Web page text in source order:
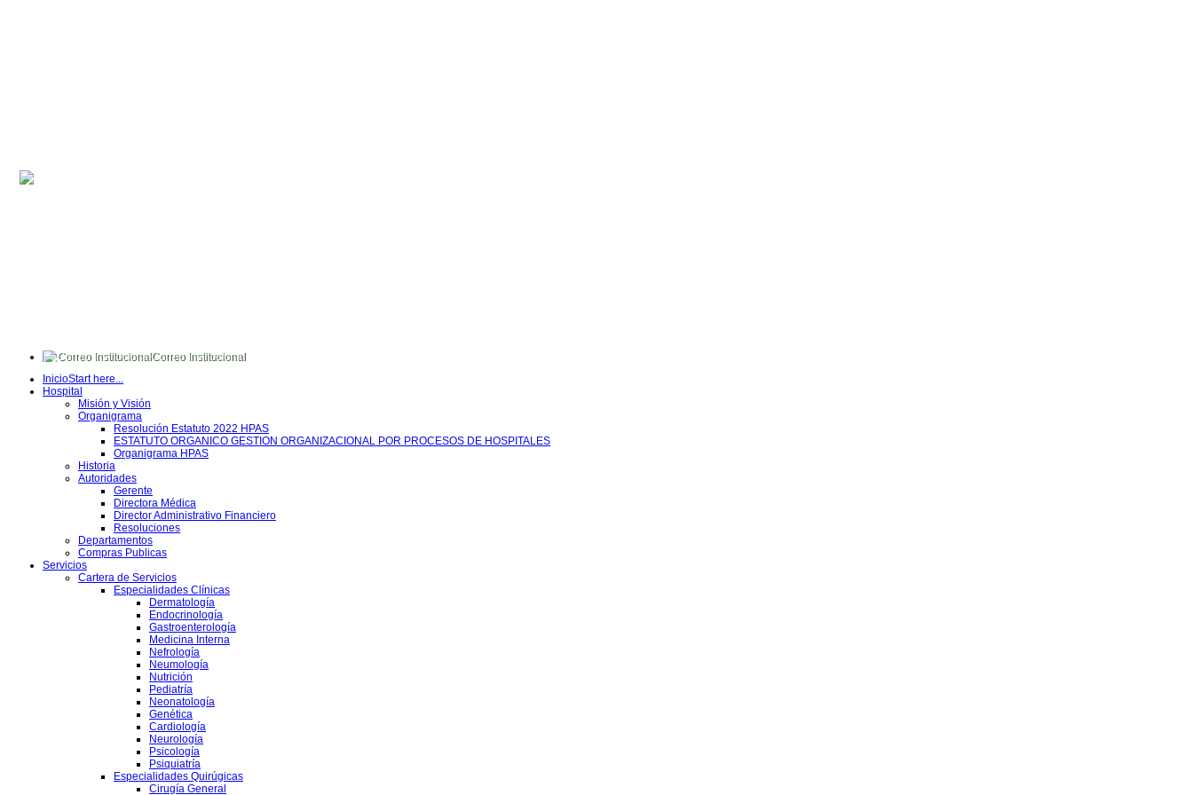
Correo Institucional
Intranet
Quipux
InicioStart here...
Hospital
Misión y Visión
Organigrama
Resolución Estatuto 2022 HPAS
ESTATUTO ORGANICO GESTION ORGANIZACIONAL POR PROCESOS DE HOSPITALES
Organigrama HPAS
Historia
Autoridades
Gerente
Directora Médica
Director Administrativo Financiero
Resoluciones
Departamentos
Compras Publicas
Servicios
Cartera de Servicios
Especialidades Clínicas
Dermatología
Endocrinología
Gastroenterología
Medicina Interna
Nefrología
Neumología
Nutrición
Pediatría
Neonatología
Genética
Cardiología
Neurología
Psicología
Psiquiatría
Especialidades Quirúgicas
Cirugía General